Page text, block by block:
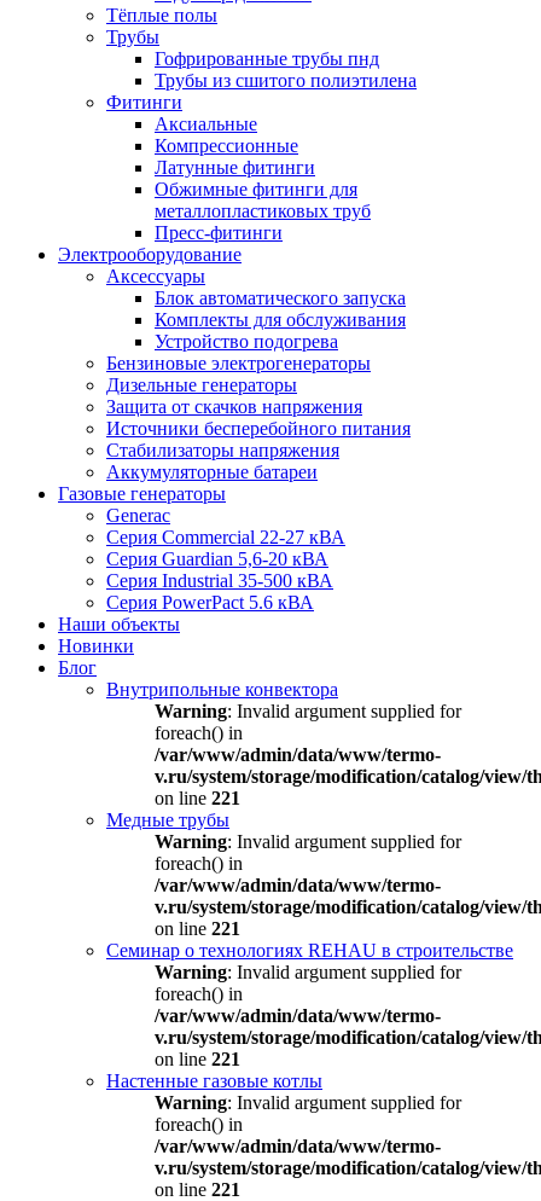
Тёплые полы
Трубы
Гофрированные трубы пнд
Трубы из сшитого полиэтилена
Фитинги
Аксиальные
Компрессионные
Латунные фитинги
Обжимные фитинги для
металлопластиковых труб
Пресс-фитинги
Электрооборудование
Аксессуары
Блок автоматического запуска
Комплекты для обслуживания
Устройство подогрева
Бензиновые электрогенераторы
Дизельные генераторы
Защита от скачков напряжения
Источники бесперебойного питания
Стабилизаторы напряжения
Аккумуляторные батареи
Газовые генераторы
Generac
Серия Commercial 22-27 кВА
Серия Guardian 5,6-20 кВА
Серия Industrial 35-500 кВА
Серия PowerPact 5.6 кВА
Наши объекты
Новинки
Блог
Внутрипольные конвектора
Warning: Invalid argument supplied for
foreach() in
/var/www/admin/data/www/termo-
v.ru/system/storage/modification/catalog/view/
on line 221
Медные трубы
Warning: Invalid argument supplied for
foreach() in
/var/www/admin/data/www/termo-
v.ru/system/storage/modification/catalog/view/
on line 221
Семинар о технологиях REHAU в строительстве
Warning: Invalid argument supplied for
foreach() in
/var/www/admin/data/www/termo-
v.ru/system/storage/modification/catalog/view/
on line 221
Настенные газовые котлы
Warning: Invalid argument supplied for
foreach() in
/var/www/admin/data/www/termo-
v.ru/system/storage/modification/catalog/view/
on line 221